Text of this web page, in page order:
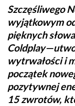
Szczęśliwego
wyjątkowym
pięknych
wytrwałości i
początek
pozytywnej
15 zwrotów,